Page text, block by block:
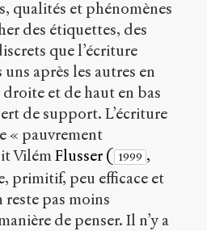
qualités et phénomènes
des étiquettes, des
que l’écriture
après les autres en
et de haut en bas
de support. L’écriture
« pauvrement
VilémFlusser ( 1999 ,
primitif, peu efficace et
reste pas moins
de penser. Il n’y a